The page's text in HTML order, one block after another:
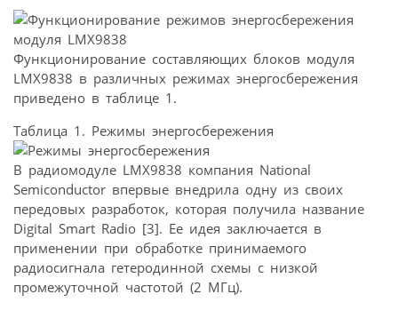
Функционирование составляющих блоков модуля
LMX9838 в различных режимах энергосбережения
приведено в таблице 1.
Таблица 1. Режимы энергосбережения
В радиомодуле LMX9838 компания National
Semiconductor впервые внедрила одну из своих
передовых разработок, которая получила название
Digital Smart Radio [3]. Ее идея заключается в
применении при обработке принимаемого
радиосигнала гетеродинной схемы с низкой
промежуточной частотой (2 МГц).